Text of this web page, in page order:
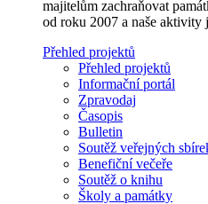
majitelům zachraňovat
od roku 2007 a naše aktivity
Přehled projektů
Přehled projektů
Informační portál
Zpravodaj
Časopis
Bulletin
Soutěž veřejných
Benefiční večeře
Soutěž o knihu
Školy a památky